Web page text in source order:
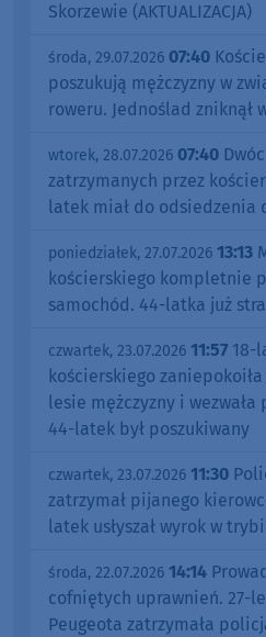
Skorzewie (AKTUALIZACJA)
środa, 29.07.2026 07:40
poszukują mężczyzny w
roweru. Jednoślad zniknął
wtorek, 28.07.2026 07:40
zatrzymanych przez
latek miał do odsiedzenia
poniedziałek, 27.07.2026 13:13
kościerskiego kompletnie
samochód. 44-latka już
czwartek, 23.07.2026 11:57 18-
kościerskiego
lesie mężczyzny i wezwała
44-latek był poszukiwany
czwartek, 23.07.2026 11:30
zatrzymał pijanego
latek usłyszał wyrok w
środa, 22.07.2026 14:14
cofniętych uprawnień. 27-
Peugeota zatrzymała